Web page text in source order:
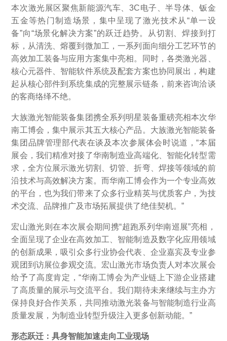
本次激光展区聚焦新能源汽车、3C电子、半导体、钣金
五金等热门制造场景，集中呈现了激光技术从“单一设
备”向“场景化解决方案”的跃迁趋势。从切割、焊接到打
标，从清洗、熔覆到微加工，一系列面向细分工艺环节的
高效加工装备与应用方案集中亮相。同时，各类激光器、
核心元器件、智能软件系统及配套方案也协同展出，构建
起从核心部件到系统集成的完整展示链条，前来咨询洽谈
的客商络绎不绝。
大族激光智能装备集团携全系列明星装备重磅亮相本次华
南工博会，集中展示其五大核心产品。大族激光智能装备
集团品牌管理部代表在谈及本次参展体会时说道，“本届
展会，我们精准对接了华南制造业高端化、智能化转型需
求，全方位展示激光切割、切管、折弯、焊接等领域的前
沿技术与高效解决方案。而华南工博会作为一个专业高效
的平台，也为我们带来了众多行业精英与优质客户，为技
术交流、品牌推广及市场拓展提供了绝佳契机。”
宏山激光则在本次展会期间携“超跑系列华南巡展”亮相，
全面呈现了企业在高效加工、智能制造及数字化应用领域
的创新成果，吸引众多行业协会代表、企业嘉宾及专业参
观团到访展位参观交流。宏山激光市场负责人对本次展会
给予了高度肯定，“华南工博会为产业链上下游企业搭建
了高质量的展示与交流平台。我们期待未来继续与主办方
保持良好合作关系，共同推动激光装备与智能制造行业高
质量发展，为制造业转型升级注入更多创新动能。”
形态跃迁：具身智能加速走向工业现场